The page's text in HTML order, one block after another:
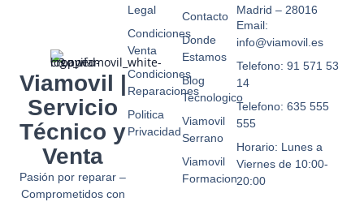
Viamovil |
Servicio
Técnico y
Venta
Pasión por reparar –
Comprometidos con
Contacto
Donde
Estamos
Blog
Tecnologico
Viamovil
Serrano
Viamovil
Formacion
Legal
Condiciones
Venta
Condiciones
Reparaciones
Politica
Privacidad
Madrid – 28016
Email:
info@viamovil.es
Telefono: 91 571 53
14
Telefono: 635 555
555
Horario: Lunes a
Viernes de 10:00-
20:00